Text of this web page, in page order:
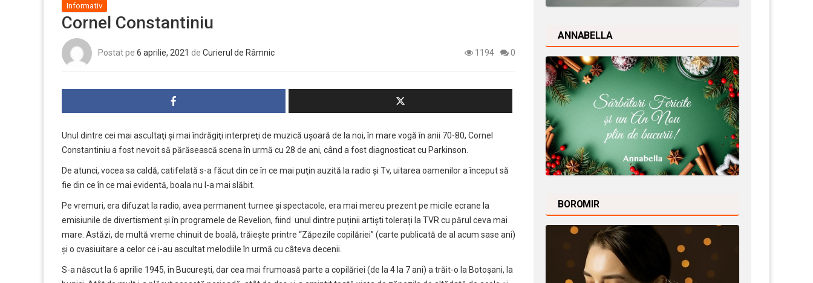
Informativ
Cornel Constantiniu
Postat pe 6 aprilie, 2021 de Curierul de Râmnic 1194 0
Unul dintre cei mai ascultaţi şi mai îndrăgiţi interpreţi de muzică uşoară de la noi, în mare vogă în anii 70-80, Cornel
Constantiniu a fost nevoit să părăsească scena în urmă cu 28 de ani, când a fost diagnosticat cu Parkinson.
De atunci, vocea sa caldă, catifelată s-a făcut din ce în ce mai puţin auzită la radio şi Tv, uitarea oamenilor a început să
fie din ce în ce mai evidentă, boala nu l-a mai slăbit.
Pe vremuri, era difuzat la radio, avea permanent turnee și spectacole, era mai mereu prezent pe micile ecrane la
emisiunile de divertisment și în programele de Revelion, fiind unul dintre puținii artiști tolerați la TVR cu părul ceva mai
mare. Astăzi, de multă vreme chinuit de boală, trăieşte printre “Zăpezile copilăriei” (carte publicată de al acum sase ani)
şi o cvasiuitare a celor ce i-au ascultat melodiile în urmă cu câteva decenii.
S-a născut la 6 aprilie 1945, în București, dar cea mai frumoasă parte a copilăriei (de la 4 la 7 ani) a trăit-o la Botoșani, la
ANNABELLA
BOROMIR